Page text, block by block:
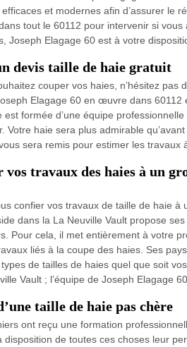
et modernes afin d’assurer le
tout le 60112 pour intervenir si
Joseph Elagage 60 est à votre
devis taille de haie gratuit
couper vos haies, n’hésitez
Elagage 60 en œuvre dans
est formée d’une équipe
Votre haie sera plus admirable
sera remis pour estimer les travaux
vos travaux des haies à un
confier vos travaux de taille de haie
dans la La Neuville Vault propose
Pour cela, il met entièrement à votre
liés à la coupe des haies. Ses
de tailles de haies quel que soit
Vault ; l’équipe de Joseph Elagage
taille de haie pas chère
ont reçu une formation
disposition de toutes ces choses leur